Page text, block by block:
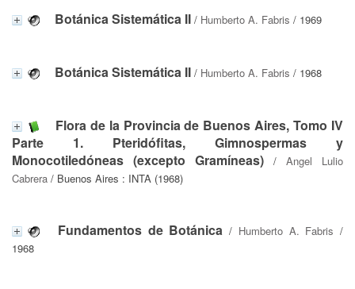
Botánica Sistemática II / Humberto A. Fabris / 1969
Botánica Sistemática II / Humberto A. Fabris / 1968
Flora de la Provincia de Buenos Aires, Tomo IV
Parte 1. Pteridófitas, Gimnospermas y
Monocotiledóneas (excepto Gramíneas) / Angel Lulio
Cabrera / Buenos Aires : INTA (1968)
Fundamentos de Botánica / Humberto A. Fabris /
1968